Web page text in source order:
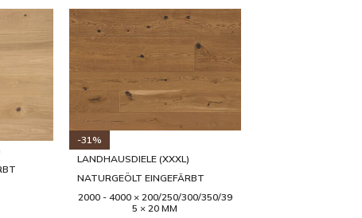
-32%
LANDHAUSDIELE (XXXL)
NATURGEÖLT
2000 - 4000 × 200/250/300/350/39
5 × 20 MM